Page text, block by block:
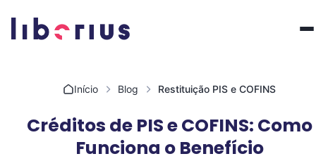
Início Blog Restituição PIS e COFINS
Créditos de PIS e COFINS: Como
Funciona o Benefício